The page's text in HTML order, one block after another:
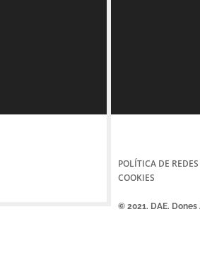
POLÍTICA DE
COOKIES
© 2021. DAE.